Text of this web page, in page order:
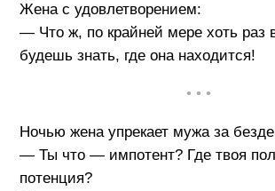
Жена с удовлетворением:
— Что ж, по крайней мере хоть раз
будешь знать, где она находится!
• • •
Ночью жена упрекает мужа за
— Ты что — импотент? Где твоя
потенция?